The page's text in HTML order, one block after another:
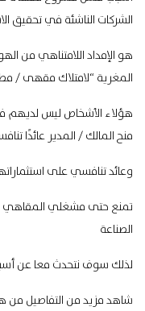
الشركات الناشئة في تحقيق
هو الإمداد اللامتناهي من
المغرية “لامتلاك مقهى /
هؤلاء الأشخاص ليس لديهم
منح المالك / المدير عائدًا
وعائد تنافسي على
تمنع حتى مشغلي المقاهي
الصناعة
لذلك سوف نتحدث معا عن
شاهد مزيد من التفاصيل من